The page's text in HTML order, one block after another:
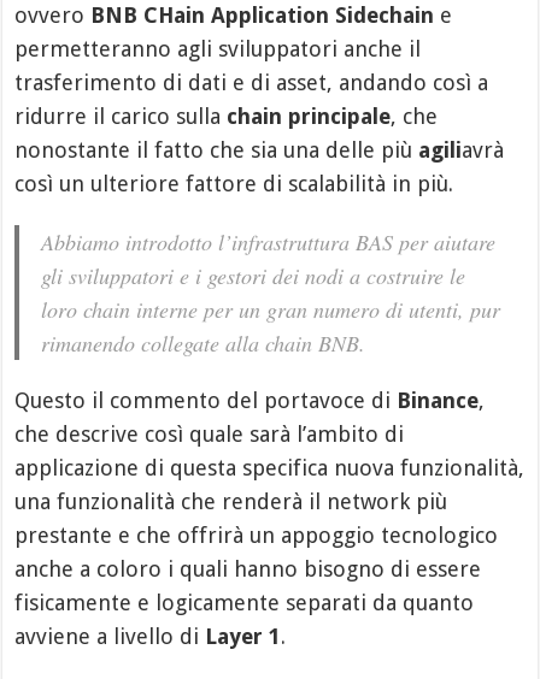
ovvero BNB CHain Application Sidechain e
permetteranno agli sviluppatori anche il
trasferimento di dati e di asset, andando così a
ridurre il carico sulla chain principale, che
nonostante il fatto che sia una delle più agiliavrà
così un ulteriore fattore di scalabilità in più.
Abbiamo introdotto l’infrastruttura BAS per aiutare
gli sviluppatori e i gestori dei nodi a costruire le
loro chain interne per un gran numero di utenti, pur
rimanendo collegate alla chain BNB.
Questo il commento del portavoce di Binance,
che descrive così quale sarà l’ambito di
applicazione di questa specifica nuova funzionalità,
una funzionalità che renderà il network più
prestante e che offrirà un appoggio tecnologico
anche a coloro i quali hanno bisogno di essere
fisicamente e logicamente separati da quanto
avviene a livello di Layer 1.